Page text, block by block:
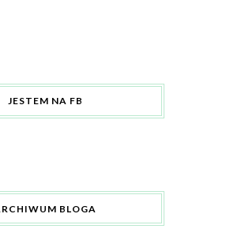
JESTEM NA FB
BLOGA